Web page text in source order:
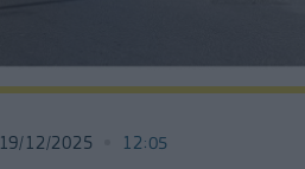
19/12/2025 12:05